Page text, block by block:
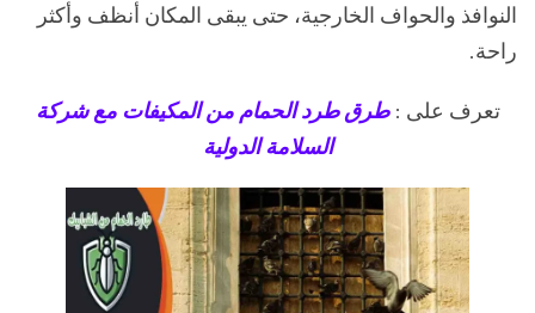
النوافذ والحواف الخارجية، حتى يبقى المكان أنظف وأكثر
راحة.
تعرف على :طرق طرد الحمام من المكيفات مع شركة
السلامة الدولية